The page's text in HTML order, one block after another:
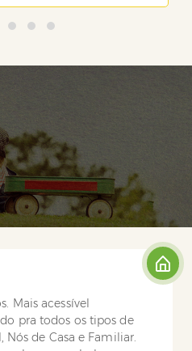
Mais acessível
pra todos os tipos de
Nós de Casa e Familiar.